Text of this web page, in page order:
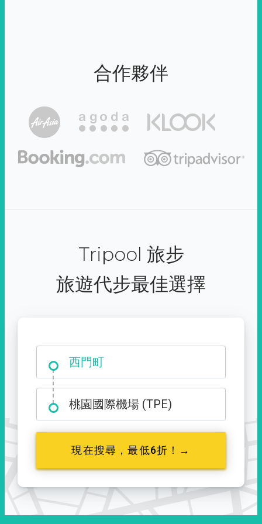
合作夥伴
Tripool 旅步
旅遊代步最佳選擇
西門町
礁溪老爺酒店
桃園國際機場 (TPE)
現在搜尋，最低6折！→